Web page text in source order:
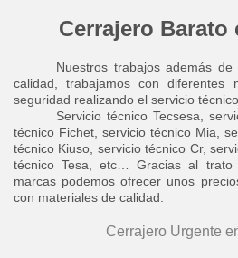
Cerrajero Barato
Nuestros trabajos además
calidad, trabajamos con diferentes
seguridad realizando el servicio
Servicio técnico Tecsesa,
técnico Fichet, servicio técnico Mia,
técnico Kiuso, servicio técnico Cr,
técnico Tesa, etc… Gracias al trato
marcas podemos ofrecer unos
con materiales de calidad.
Cerrajero Urgente